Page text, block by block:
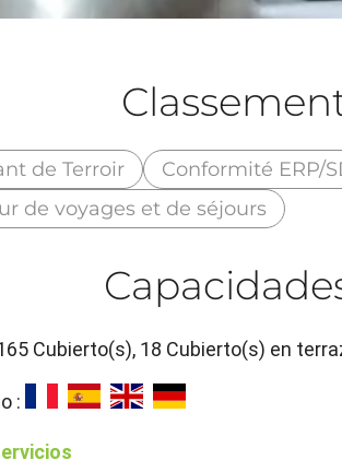
de Terroir
Conformité ERP/
de voyages et de séjours
Cubierto(s), 18 Cubierto(s) en
: